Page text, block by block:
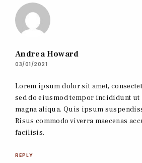
Andrea Howard
03/01/2021
Lorem ipsum dolor sit amet,
sed do eiusmod tempor incididunt ut
magna aliqua. Quis ipsum
Risus commodo viverra maecenas
facilisis.
REPLY